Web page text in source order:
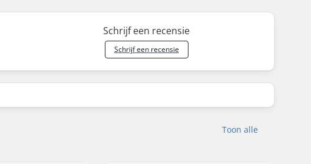
Schrijf een recensie
Schrijf een recensie
Toon alle